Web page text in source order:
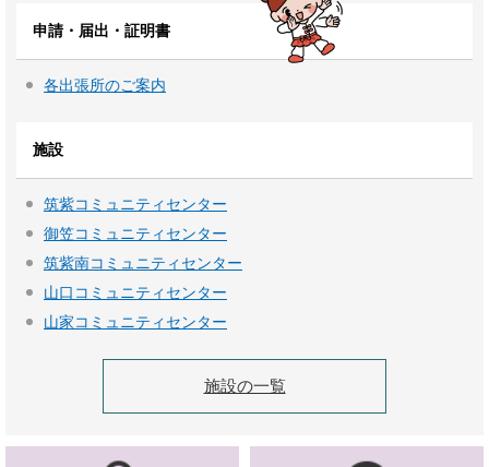
申請・届出・証明書
各出張所のご案内
施設
筑紫コミュニティセンター
御笠コミュニティセンター
筑紫南コミュニティセンター
山口コミュニティセンター
山家コミュニティセンター
施設の一覧